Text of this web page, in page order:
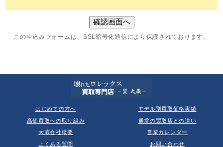
この申込みフォームは、SSL暗号化通信により保護されております。
はじめての方へ
モデル別買取価格実績
高価買取への取り組み
通常の買取店との違い
大蔵会社概要
営業カレンダー
よくある質問
お問い合わせ